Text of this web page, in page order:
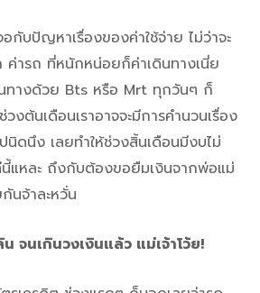
ปัญหาเรื่องของค่าใช้จ่าย ไม่ว่าจะ
ค่ารถ ที่หนักหน่อยก็ค่าเดินทางเนี่ย
ทางด้วย Bts หรือ Mrt ทุกวันๆ ก็
วงต้นเดือนเราอาจจะมีการคำนวนเรื่อง
นิดนึง เลยทำให้ช่วงสิ้นเดือนมีงบไม่
แหละ ถึงกับต้องขอยืมเงินจากพ่อแม่
นจ้าละหวั่น
จนเกินวงเงินแล้ว แม่เจ้าโว้ย!